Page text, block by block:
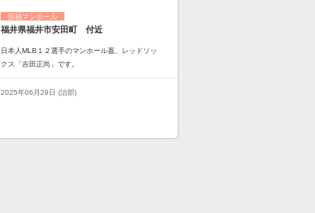
投稿マンホール
福井県福井市安田町 付近
日本人MLB１２選手のマンホール蓋、レッドソッ
クス「吉田正尚」です。
2025年06月29日 (治部)